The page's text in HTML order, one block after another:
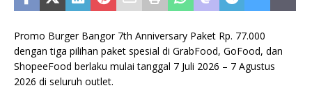
Promo Burger Bangor 7th Anniversary Paket Rp. 77.000
dengan tiga pilihan paket spesial di GrabFood, GoFood, dan
ShopeeFood berlaku mulai tanggal 7 Juli 2026 – 7 Agustus
2026 di seluruh outlet.